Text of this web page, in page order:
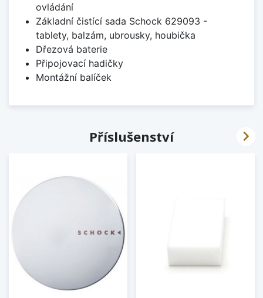
ovládání
Základní čistící sada Schock 629093 -
tablety, balzám, ubrousky, houbička
Dřezová baterie
Připojovací hadičky
Montážní balíček
Příslušenství 